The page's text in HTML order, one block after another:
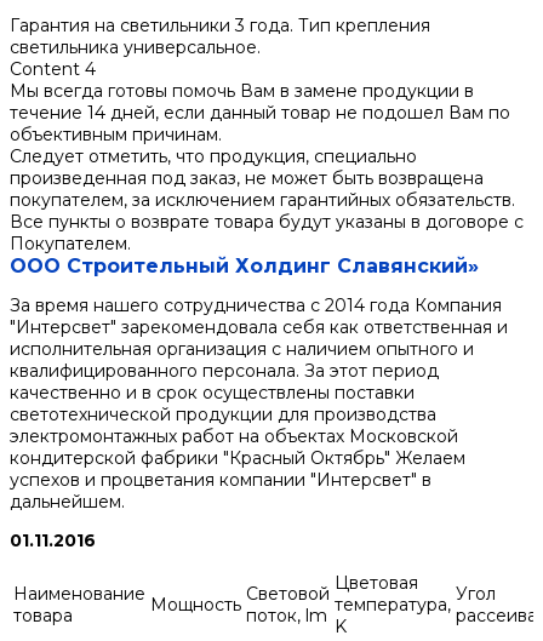
Гарантия на светильники 3 года. Тип крепления
светильника универсальное.
Content 4
Мы всегда готовы помочь Вам в замене продукции в
течение 14 дней, если данный товар не подошел Вам по
объективным причинам.
Следует отметить, что продукция, специально
произведенная под заказ, не может быть возвращена
покупателем, за исключением гарантийных обязательств.
Все пункты о возврате товара будут указаны в договоре с
Покупателем.
ООО Строительный Холдинг Славянский»
За время нашего сотрудничества с 2014 года Компания
"Интерсвет" зарекомендовала себя как ответственная и
исполнительная организация с наличием опытного и
квалифицированного персонала. За этот период
качественно и в срок осуществлены поставки
светотехнической продукции для производства
электромонтажных работ на объектах Московской
кондитерской фабрики "Красный Октябрь" Желаем
успехов и процветания компании "Интерсвет" в
дальнейшем.
01.11.2016
Наименование
товара
Мощность Световой
поток, lm
Цветовая
температура,
K
Угол